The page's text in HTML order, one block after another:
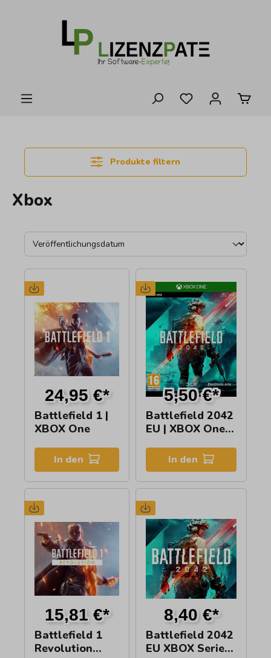
Produkte filtern
Xbox
Battlefield 1 |
XBOX One
24,95 €*
In den
Battlefield 2042
EU | XBOX One
5,50 €*
In den
Battlefield 1
Revolution
15,81 €*
Battlefield 2042
EU XBOX Series
8,40 €*